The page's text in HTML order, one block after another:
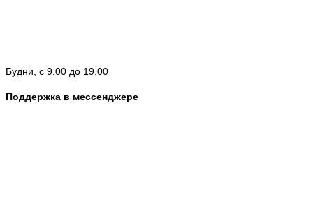
Будни, с 9.00 до 19.00
Поддержка в мессенджере